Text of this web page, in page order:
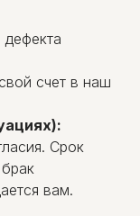
счет в наш
Срок
вам.